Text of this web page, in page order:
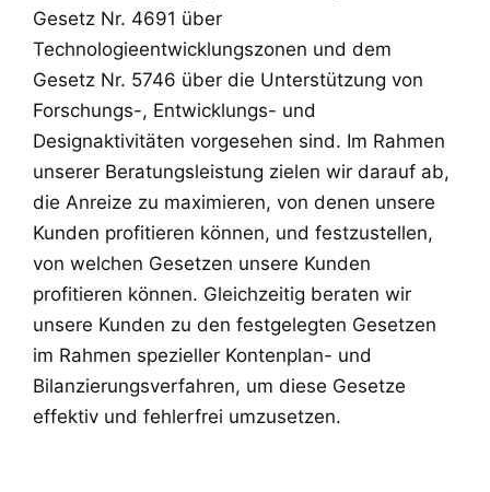
Gesetz Nr. 4691 über
Technologieentwicklungszonen und dem
Gesetz Nr. 5746 über die Unterstützung von
Forschungs-, Entwicklungs- und
Designaktivitäten vorgesehen sind. Im Rahmen
unserer Beratungsleistung zielen wir darauf ab,
die Anreize zu maximieren, von denen unsere
Kunden profitieren können, und festzustellen,
von welchen Gesetzen unsere Kunden
profitieren können. Gleichzeitig beraten wir
unsere Kunden zu den festgelegten Gesetzen
im Rahmen spezieller Kontenplan- und
Bilanzierungsverfahren, um diese Gesetze
effektiv und fehlerfrei umzusetzen.